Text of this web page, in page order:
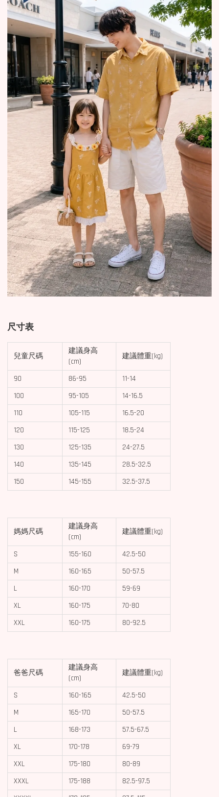
尺寸表
兒童尺碼
建議身高
(cm)
建議體重(kg)
90 86-95
11-14
100
95-105
14-16.5
110
105-115
16.5-20
120
115-125
18.5-24
130
125-135
24-27.5
140
135-145
28.5-32.5
150
145-155 32.5-37.5
媽媽尺碼
建議身高
(cm)
建議體重(kg)
S 155-160
42.5-50
M
160-165
50-57.5
L
160-170
59-69
XL
160-175
70-80
XXL
160-175 80-92.5
爸爸尺碼
建議身高
(cm)
建議體重(kg)
S 160-165
42.5-50
M
165-170
50-57.5
L
168-173
57.5-67.5
XL
170-178
69-79
XXL
175-180
80-89
XXXL
175-188
82.5-97.5